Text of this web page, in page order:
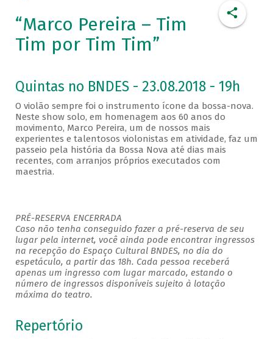
“Marco Pereira – Tim
Tim por Tim Tim”
Quintas no BNDES - 23.08.2018 - 19h
O violão sempre foi o instrumento ícone da bossa-nova.
Neste show solo, em homenagem aos 60 anos do
movimento, Marco Pereira, um de nossos mais
experientes e talentosos violonistas em atividade, faz um
passeio pela história da Bossa Nova até dias mais
recentes, com arranjos próprios executados com
maestria.
PRÉ-RESERVA ENCERRADA
Caso não tenha conseguido fazer a pré-reserva de seu
lugar pela internet, você ainda pode encontrar ingressos
na recepção do Espaço Cultural BNDES, no dia do
espetáculo, a partir das 18h. Cada pessoa receberá
apenas um ingresso com lugar marcado, estando o
número de ingressos disponíveis sujeito à lotação
máxima do teatro.
Repertório